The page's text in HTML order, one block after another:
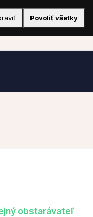
obstarávateľ
Povoliť všetky